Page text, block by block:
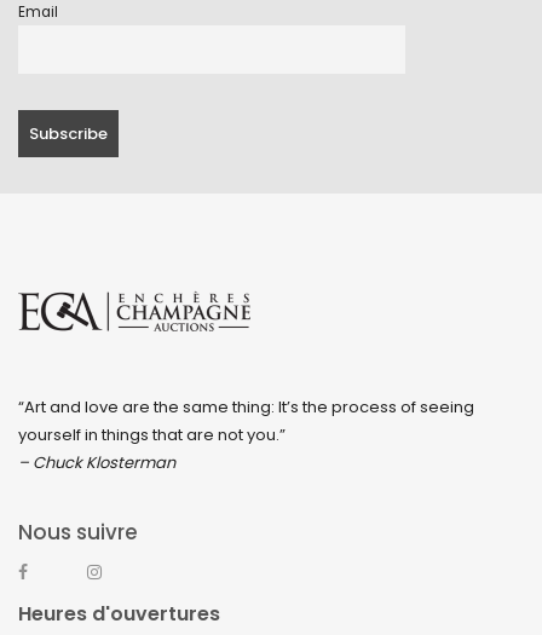
Email
“Art and love are the same thing: It’s the process of seeing
yourself in things that are not you.”
– Chuck Klosterman
Nous suivre
Heures d'ouvertures